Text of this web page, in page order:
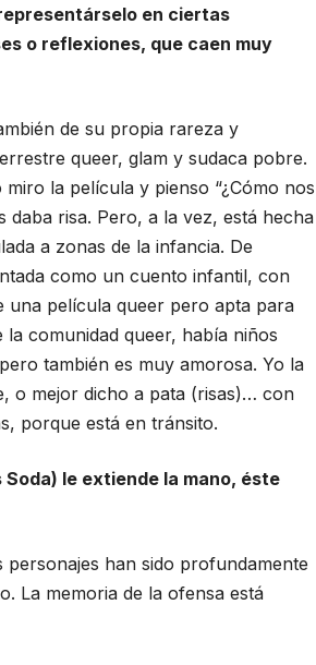
en ciertas
o reflexiones, que caen muy
de su propia rareza y
queer, glam y sudaca pobre.
la película y pienso “¿Cómo nos
daba risa. Pero, a la vez, está hecha
a zonas de la infancia. De
como un cuento infantil, con
una película queer pero apta para
comunidad queer, había niños
también es muy amorosa. Yo la
o mejor dicho a pata (risas)… con
porque está en tránsito.
le extiende la mano, éste
han sido profundamente
La memoria de la ofensa está